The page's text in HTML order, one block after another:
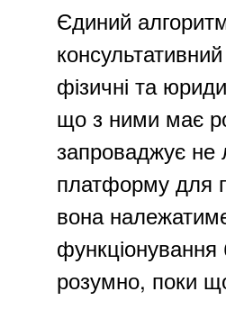
Єдиний
фізичні та
що з ними має
запроваджує не
платформу для
вона
розумно, поки